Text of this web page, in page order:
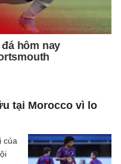
tại Morocco vì lo
của